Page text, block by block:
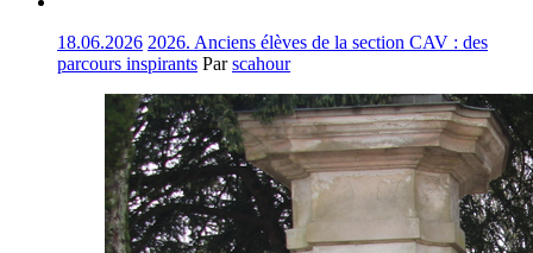
18.06.2026 2026. Anciens élèves de la section CAV : des
parcours inspirants Parscahour